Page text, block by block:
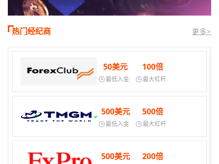
热门经纪商 更多>
50美元
最低入金
100倍
最大杠杆
500美元
最低入金
500倍
最大杠杆
500美元 200倍